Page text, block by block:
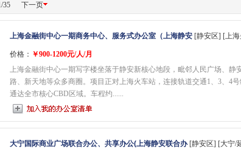
1/35 下一页
上海金融街中心一期商务中心、服务式办公室（上海静安 [静安区] [上
价格： ￥900-1200元/人/月
上海金融街中心一期写字楼坐落于静安新核心地段，毗邻人民广场、静
路、新天地等众多商圈。项目正对上海火车站，连接轨道交通1、3、4
通达全市核心CBD区域。车程约......
大宁国际商业广场联合办公、共享办公(上海静安联合办[静安区] [大宁/